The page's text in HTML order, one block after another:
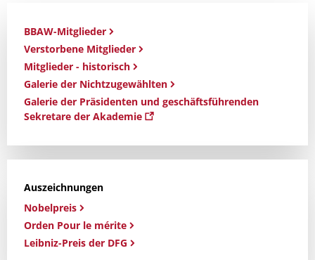
BBAW-Mitglieder
Verstorbene Mitglieder
Mitglieder - historisch
Galerie der Nichtzugewählten
Galerie der Präsidenten und geschäftsführenden
Sekretare der Akademie
Auszeichnungen
Nobelpreis
Orden Pour le mérite
Leibniz-Preis der DFG